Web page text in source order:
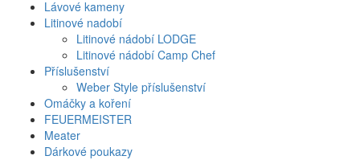
Lávové kameny
Litinové nadobí
Litinové nádobí LODGE
Litinové nádobí Camp Chef
Příslušenství
Weber Style příslušenství
Omáčky a koření
FEUERMEISTER
Meater
Dárkové poukazy